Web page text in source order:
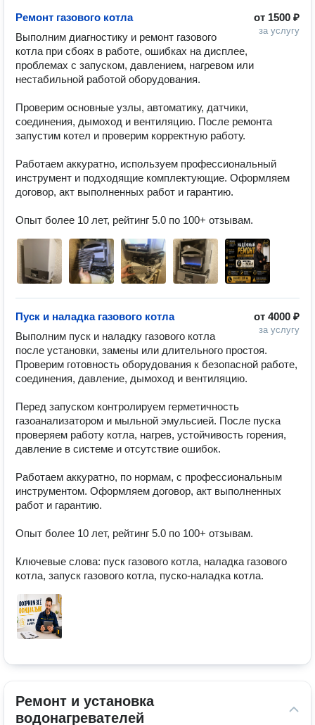
от 1500 ₽
за услугу
Ремонт газового котла
Выполним диагностику и ремонт газового
котла при сбоях в работе, ошибках на дисплее,
проблемах с запуском, давлением, нагревом или
нестабильной работой оборудования.
Проверим основные узлы, автоматику, датчики,
соединения, дымоход и вентиляцию. После ремонта
запустим котел и проверим корректную работу.
Работаем аккуратно, используем профессиональный
инструмент и подходящие комплектующие. Оформляем
договор, акт выполненных работ и гарантию.
Опыт более 10 лет, рейтинг 5.0 по 100+ отзывам.
от 4000 ₽
за услугу
Пуск и наладка газового котла
Выполним пуск и наладку газового котла
после установки, замены или длительного простоя.
Проверим готовность оборудования к безопасной работе,
соединения, давление, дымоход и вентиляцию.
Перед запуском контролируем герметичность
газоанализатором и мыльной эмульсией. После пуска
проверяем работу котла, нагрев, устойчивость горения,
давление в системе и отсутствие ошибок.
Работаем аккуратно, по нормам, с профессиональным
инструментом. Оформляем договор, акт выполненных
работ и гарантию.
Опыт более 10 лет, рейтинг 5.0 по 100+ отзывам.
Ключевые слова: пуск газового котла, наладка газового
котла, запуск газового котла, пуско-наладка котла.
Ремонт и установка
водонагревателей